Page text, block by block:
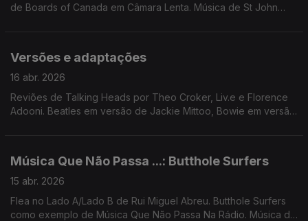
de Boards of Canada em Câmara Lenta. Música de St John
Versões e adaptações
16 abr. 2026
Reviões de Talking Heads por Theo Croker, Liv.e e Florence
Adooni. Beatles em versão de Jackie Mittoo, Bowie em versão
Música Que Não Passa ...: Butthole Surfers
15 abr. 2026
Flea no Lado A/Lado B de Rui Miguel Abreu. Butthole Surfers
como exemplo de Música Que Não Passa Na Rádio. Música de